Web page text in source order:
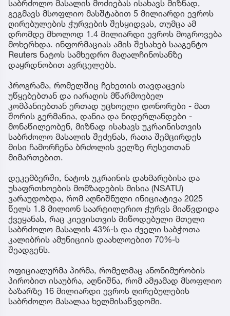
საბრძოლო მასალის მოძიებას ისახავს მიზნად,
გეგმავს მსოფლიო მასშტაბით 5 მილიარდი ევროს
ღირებულების ჭურვების შესყიდვას, თუმცა ამ
დრომდე მხოლოდ 1.4 მილიარდი ევროს მოგროვება
მოხერხდა. ინფორმაციას ამის შესახებ სააგენტო
Reuters ნატოს სამხედრო მაღალჩინოსანზე
დაყრდნობით ავრცელებს.
პროგრამა, რომელშიც ჩეხეთის თავდაცვის
უწყებებთან და იარაღის მწარმოებელ
კომპანიებთან ერთად უცხოელი დონორები - მათ
შორის გერმანია, დანია და ნიდერლანდები -
მონაწილეობენ, მიზნად ისახავს უკრაინისთვის
საბრძოლო მასალის შეძენას, რათა შემცირდეს
მისი ჩამორჩენა ბრძოლის ველზე რუსეთთან
მიმართებით.
დეკემბერში, ნატოს უკრაინის დახმარებისა და
უსაფრთხოების მომზადების მისია (NSATU)
ვარაუდობდა, რომ აღნიშნული ინიციატივა 2025
წელს 1.8 მილიონ საარტილერიო ჭურვს მიაწვდიდა
ქვეყანას, რაც კიევისთვის მიწოდებული მთელი
საბრძოლო მასალის 43%-ს და ძველი საბჭოთა
კალიბრის ამუნიციის დაახლოებით 70%-ს
შეადგენს.
ოფიციალურმა პირმა, რომელმაც ანონიმურობის
პირობით ისაუბრა, აღნიშნა, რომ ამჟამად მსოფლიო
ბაზარზე 16 მილიარდი ევროს ღირებულების
საბრძოლო მასალაა ხელმისაწვდომი.